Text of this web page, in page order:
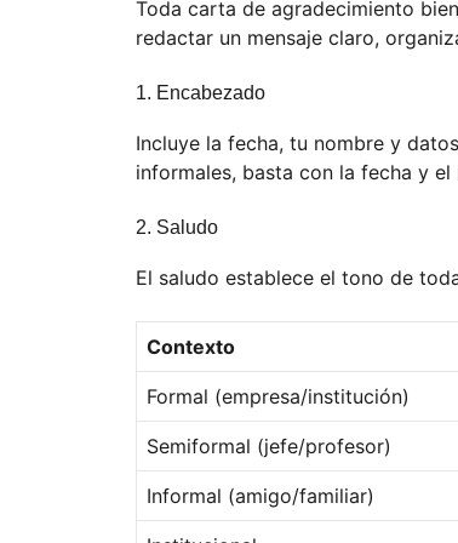
Toda carta de agradecimiento
redactar un mensaje claro,
1. Encabezado
Incluye la fecha, tu nombre y
informales, basta con la fecha y
2. Saludo
El saludo establece el tono de
Contexto
Formal (empresa/institución)
Semiformal (jefe/profesor)
Informal (amigo/familiar)